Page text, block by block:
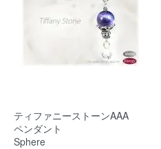
ティファニーストーンAAA
ペンダント
Sphere